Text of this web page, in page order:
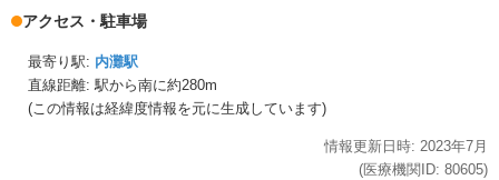
アクセス・駐車場
最寄り駅: 内灘駅
直線距離: 駅から南に約280m
(この情報は経緯度情報を元に生成しています)
情報更新日時: 2023年7月
(医療機関ID: 80605)